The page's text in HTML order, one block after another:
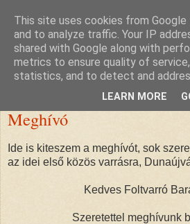
nana blogja
Meghívó
Ide is kiteszem a meghívót, sok
az idei első közös varrásra,
Kedves Foltvarró
Szeretettel meghívunk
This site uses cookies from
and to analyze traffic. Your IP
shared with Google along with
metrics to ensure quality of
statistics, and to detect and
LEARN MORE